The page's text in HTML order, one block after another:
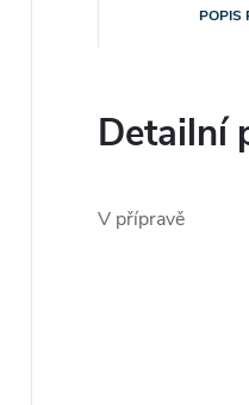
POPIS
Detailní
V přípravě